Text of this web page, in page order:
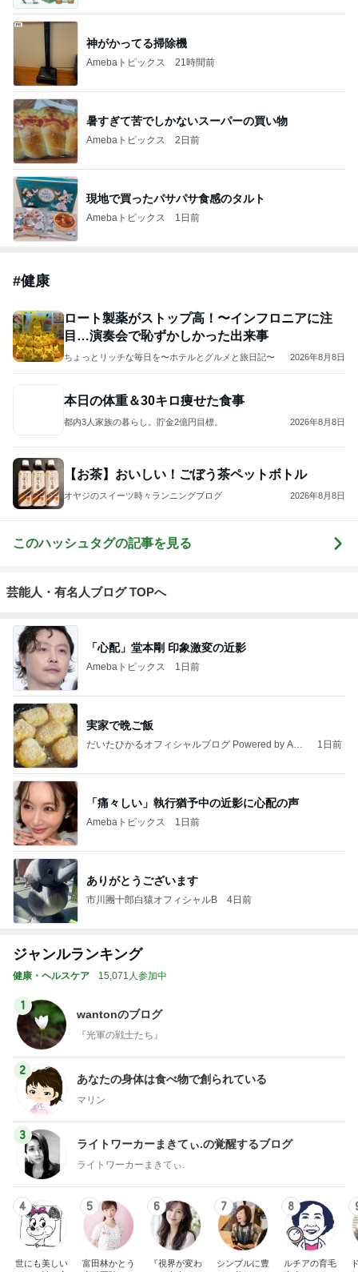
神がかってる掃除機
Amebaトピックス 21時間前
暑すぎて苦でしかないスーパーの買い物
Amebaトピックス 2日前
現地で買ったパサパサ食感のタルト
Amebaトピックス 1日前
#健康
ロート製薬がストップ高！〜インフロニアに注
目…演奏会で恥ずかしかった出来事
ちょっとリッチな毎日を〜ホテルとグルメと旅日記〜 2026年8月8日
本日の体重＆30キロ痩せた食事
都内3人家族の暮らし。貯金2億円目標。 2026年8月8日
【お茶】おいしい！ごぼう茶ペットボトル
オヤジのスイーツ時々ランニングブログ 2026年8月8日
このハッシュタグの記事を見る
芸能人・有名人ブログ TOPへ
「心配」堂本剛 印象激変の近影
Amebaトピックス 1日前
実家で晩ご飯
だいたひかるオフィシャルブログ Powered by Ame
1日前
「痛々しい」執行猶予中の近影に心配の声
Amebaトピックス 1日前
ありがとうございます
市川團十郎白猿オフィシャルB 4日前
ジャンルランキング
健康・ヘルスケア 15,071人参加中
1
wantonのブログ
『光軍の戦士たち』
2
あなたの身体は食べ物で創られている
マリン
3
ライトワーカーまきてぃ.の覚醒するブログ
ライトワーカーまきてぃ.
4
世にも美しい
5
富田林かとう
6
『視界が変わ
7
シンプルに豊
8
ルチアの育毛